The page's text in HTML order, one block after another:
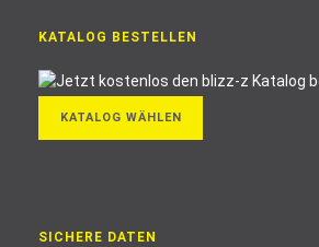
KATALOG BESTELLEN
KATALOG WÄHLEN
SICHERE DATEN